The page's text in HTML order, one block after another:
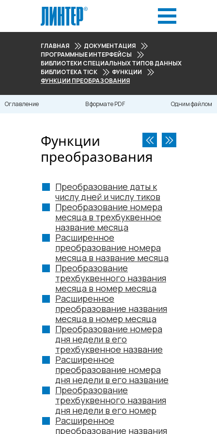
ГЛАВНАЯ
ДОКУМЕНТАЦИЯ
ПРОГРАММНЫЕ ИНТЕРФЕЙСЫ
БИБЛИОТЕКИ СПЕЦИАЛЬНЫХ ТИПОВ ДАННЫХ
БИБЛИОТЕКА TICK
ФУНКЦИИ
ФУНКЦИИ ПРЕОБРАЗОВАНИЯ
Оглавление В формате PDF Одним файлом
Функции
преобразования
Преобразование даты к
числу дней и числу тиков
Преобразование номера
месяца в трехбуквенное
название месяца
Расширенное
преобразование номера
месяца в название месяца
Преобразование
трехбуквенного названия
месяца в номер месяца
Расширенное
преобразование названия
месяца в номер месяца
Преобразование номера
дня недели в его
трехбуквенное название
Расширенное
преобразование номера
дня недели в его название
Преобразование
трехбуквенного названия
дня недели в его номер
Расширенное
преобразование названия